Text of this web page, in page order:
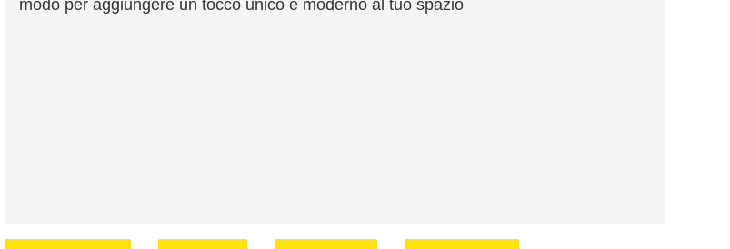
modo per aggiungere un tocco unico e moderno al tuo spazio